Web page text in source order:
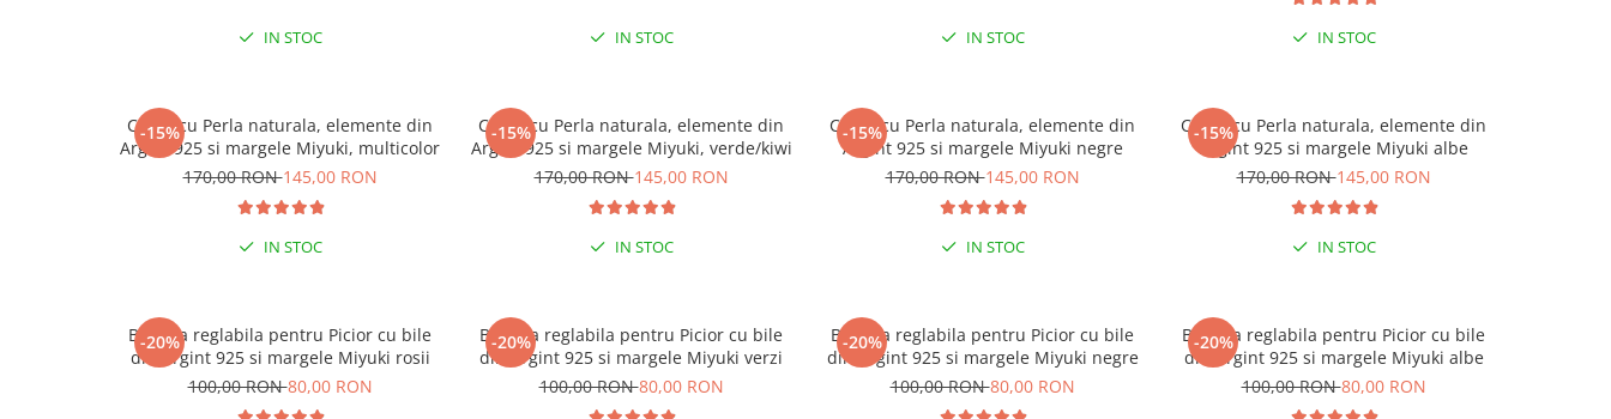
IN STOC IN STOC IN STOC IN STOC
-15%
Colier cu Perla naturala, elemente din
Argint 925 si margele Miyuki, multicolor
170,00 RON145,00 RON
IN STOC
-15%
Colier cu Perla naturala, elemente din
Argint 925 si margele Miyuki, verde/kiwi
170,00 RON145,00 RON
IN STOC
-15%
-15% EXTRA REDUCERE CU CODUL
”VARA”
LA COMENZI DE MINIM 99 RON
Colier cu Perla naturala, elemente din
Argint 925 si margele Miyuki negre
170,00 RON145,00 RON
IN STOC
-15%
Colier cu Perla naturala, elemente din
Argint 925 si margele Miyuki albe
170,00 RON145,00 RON
IN STOC
-20%
Bratara reglabila pentru Picior cu bile
din Argint 925 si margele Miyuki rosii
100,00 RON80,00 RON
-20%
Bratara reglabila pentru Picior cu bile
din Argint 925 si margele Miyuki verzi
100,00 RON80,00 RON
-20%
Bratara reglabila pentru Picior cu bile
din Argint 925 si margele Miyuki negre
100,00 RON80,00 RON
-20%
Bratara reglabila pentru Picior cu bile
din Argint 925 si margele Miyuki albe
100,00 RON80,00 RON